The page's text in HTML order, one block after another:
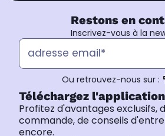
Restons en
Inscrivez-vous à la
Ou retrouvez-nous sur :
Téléchargez
Profitez d'avantages exclusifs,
commande, de conseils
encore.